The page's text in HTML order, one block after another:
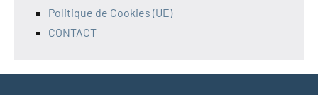
Politique de Cookies (UE)
CONTACT